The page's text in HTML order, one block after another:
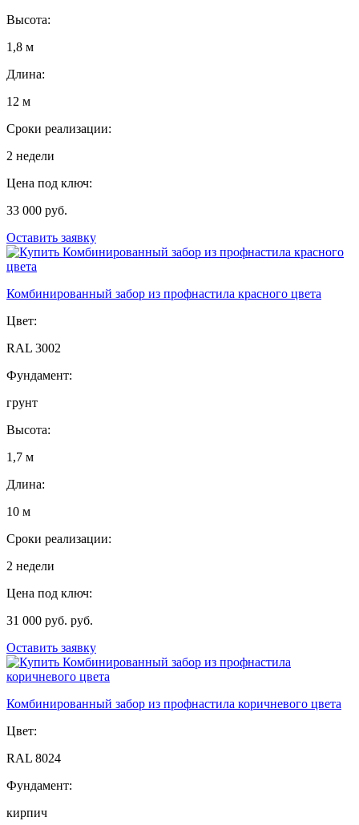
Высота:
1,8 м
Длина:
12 м
Сроки реализации:
2 недели
Цена под ключ:
33 000 руб.
Оставить заявку
Комбинированный забор из профнастила красного цвета
Цвет:
RAL 3002
Фундамент:
грунт
Высота:
1,7 м
Длина:
10 м
Сроки реализации:
2 недели
Цена под ключ:
31 000 руб. руб.
Оставить заявку
Комбинированный забор из профнастила коричневого цвета
Цвет:
RAL 8024
Фундамент:
кирпич